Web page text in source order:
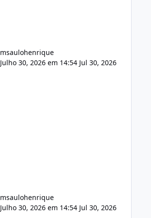
msaulohenrique
Julho 30, 2026 em 14:54 Jul 30, 2026
msaulohenrique
Julho 30, 2026 em 14:54 Jul 30, 2026